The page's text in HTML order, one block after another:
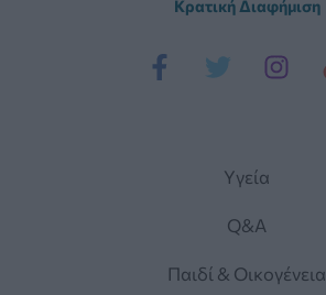
Κρατική Διαφήμιση
Yγεία
Q&A
Παιδί & Οικογένεια